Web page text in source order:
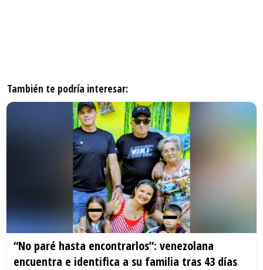
También te podría interesar:
“No paré hasta encontrarlos”: venezolana
encuentra e identifica a su familia tras 43 días